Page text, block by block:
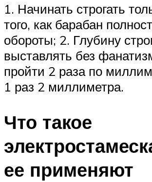
1. Начинать строгать
того, как барабан
обороты; 2. Глубину
выставлять без
пройти 2 раза по
1 раз 2 миллиметра.
Что такое
ее применяют